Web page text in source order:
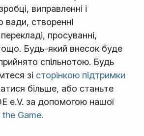
виправленні і
вади, створенні
просуванні,
Будь-який внесок буде
спільнотою. Будь
зі сторінкою підтримки
більше, або станьте
e.V. за допомогою нашої
the Game.